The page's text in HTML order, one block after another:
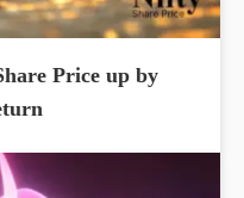
Price up by